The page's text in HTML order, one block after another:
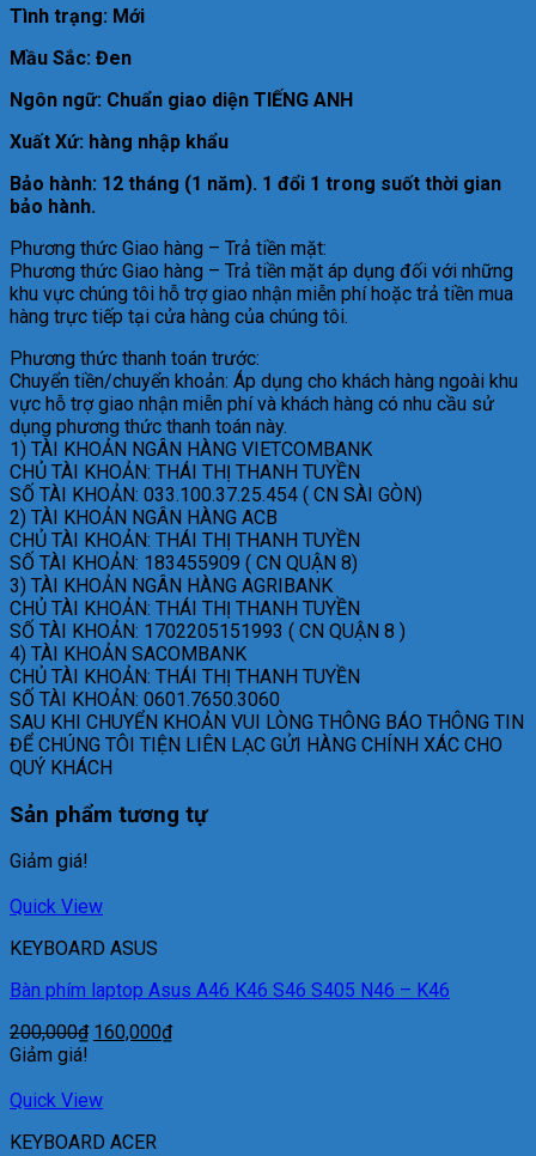
Tình trạng: Mới
Mầu Sắc: Đen
Ngôn ngữ: Chuẩn giao diện TIẾNG ANH
Xuất Xứ: hàng nhập khẩu
Bảo hành: 12 tháng (1 năm). 1 đổi 1 trong suốt thời gian
bảo hành.
Phương thức Giao hàng – Trả tiền mặt:
Phương thức Giao hàng – Trả tiền mặt áp dụng đối với những
khu vực chúng tôi hỗ trợ giao nhận miễn phí hoặc trả tiền mua
hàng trực tiếp tại cửa hàng của chúng tôi.
Phương thức thanh toán trước:
Chuyển tiền/chuyển khoản: Áp dụng cho khách hàng ngoài khu
vực hỗ trợ giao nhận miễn phí và khách hàng có nhu cầu sử
dụng phương thức thanh toán này.
1) TÀI KHOẢN NGÂN HÀNG VIETCOMBANK
CHỦ TÀI KHOẢN: THÁI THỊ THANH TUYỀN
SỐ TÀI KHOẢN: 033.100.37.25.454 ( CN SÀI GÒN)
2) TÀI KHOẢN NGÂN HÀNG ACB
CHỦ TÀI KHOẢN: THÁI THỊ THANH TUYỀN
SỐ TÀI KHOẢN: 183455909 ( CN QUẬN 8)
3) TÀI KHOẢN NGÂN HÀNG AGRIBANK
CHỦ TÀI KHOẢN: THÁI THỊ THANH TUYỀN
SỐ TÀI KHOẢN: 1702205151993 ( CN QUẬN 8 )
4) TÀI KHOẢN SACOMBANK
CHỦ TÀI KHOẢN: THÁI THỊ THANH TUYỀN
SỐ TÀI KHOẢN: 0601.7650.3060
SAU KHI CHUYỂN KHOẢN VUI LÒNG THÔNG BÁO THÔNG TIN
ĐỂ CHÚNG TÔI TIỆN LIÊN LẠC GỬI HÀNG CHÍNH XÁC CHO
QUÝ KHÁCH
Sản phẩm tương tự
Giảm giá!
Quick View
KEYBOARD ASUS
Bàn phím laptop Asus A46 K46 S46 S405 N46 – K46
200,000₫ 160,000₫
Giảm giá!
Quick View
KEYBOARD ACER